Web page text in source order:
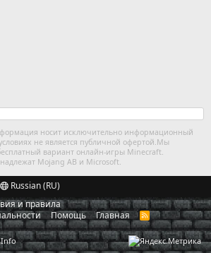
носит исключительно информационный
не является публичной офертой.Мы
вариант онлайн-игры Minecraft.
Mojang AB и Microsoft.
Russian (RU)
и правила
Помощь Главная
R
S
S